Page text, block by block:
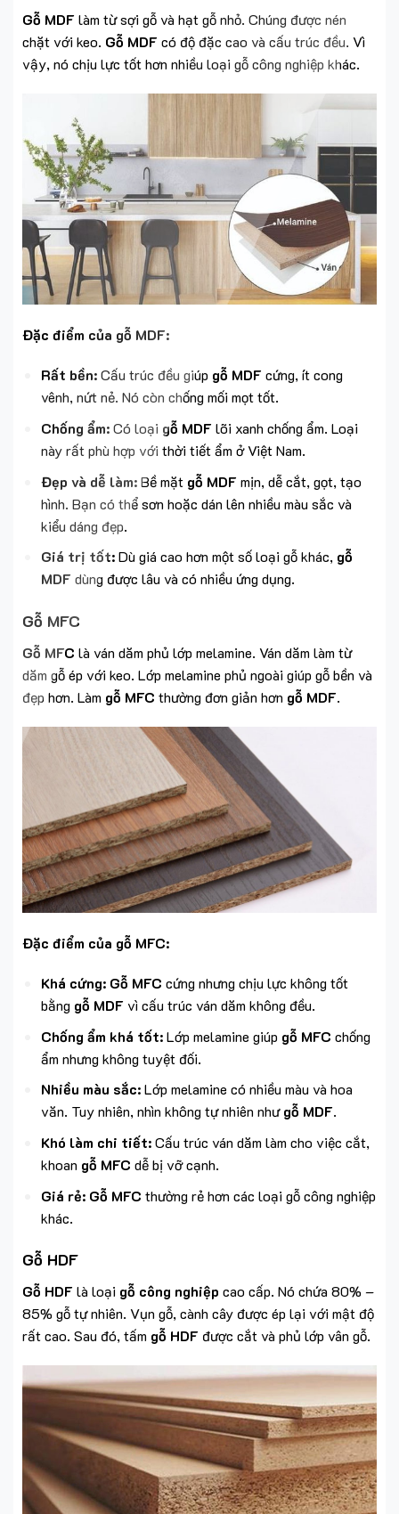
Gỗ MDF làm từ sợi gỗ và hạt gỗ nhỏ. Chúng được nén
chặt với keo. Gỗ MDF có độ đặc cao và cấu trúc đều. Vì
vậy, nó chịu lực tốt hơn nhiều loại gỗ công nghiệp khác.
Đặc điểm của gỗ MDF:
Rất bền:Cấu trúc đều giúp gỗ MDF cứng, ít cong
vênh, nứt nẻ. Nó còn chống mối mọt tốt.
Chống ẩm:Có loại gỗ MDF lõi xanh chống ẩm. Loại
này rất phù hợp với thời tiết ẩm ở Việt Nam.
Đẹp và dễ làm:Bề mặt gỗ MDF mịn, dễ cắt, gọt, tạo
hình. Bạn có thể sơn hoặc dán lên nhiều màu sắc và
kiểu dáng đẹp.
Giá trị tốt:Dù giá cao hơn một số loại gỗ khác, gỗ
MDF dùng được lâu và có nhiều ứng dụng.
Gỗ MFC
Gỗ MFC là ván dăm phủ lớp melamine. Ván dăm làm từ
dăm gỗ ép với keo. Lớp melamine phủ ngoài giúp gỗ bền và
đẹp hơn. Làm gỗ MFC thường đơn giản hơn gỗ MDF.
Đặc điểm của gỗ MFC:
Khá cứng: Gỗ MFC cứng nhưng chịu lực không tốt
bằng gỗ MDF vì cấu trúc ván dăm không đều.
Chống ẩm khá tốt:Lớp melamine giúp gỗ MFC chống
ẩm nhưng không tuyệt đối.
Nhiều màu sắc:Lớp melamine có nhiều màu và hoa
văn. Tuy nhiên, nhìn không tự nhiên nhưgỗ MDF.
Khó làm chi tiết:Cấu trúc ván dăm làm cho việc cắt,
khoan gỗ MFC dễ bị vỡ cạnh.
Giá rẻ: Gỗ MFC thường rẻ hơn các loại gỗ công nghiệp
khác.
Gỗ HDF
Gỗ HDF là loại gỗ công nghiệp cao cấp. Nó chứa 80% –
85% gỗ tự nhiên. Vụn gỗ, cành cây được ép lại với mật độ
rất cao. Sau đó, tấm gỗ HDF được cắt và phủ lớp vân gỗ.